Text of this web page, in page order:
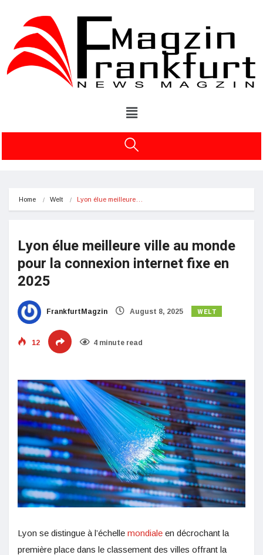
Home Welt Lyon élue meilleure…
Lyon élue meilleure ville au monde
pour la connexion internet fixe en
2025
FrankfurtMagzin August 8, 2025 WELT
12 4 minute read
Lyon se distingue à l’échelle mondiale en décrochant la
première place dans le classement des villes offrant la